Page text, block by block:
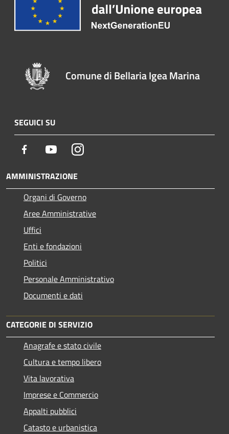
Comune di Bellaria Igea Marina
SEGUICI SU
Facebook YoutubeInstagram
AMMINISTRAZIONE
Organi di Governo
Aree Amministrative
Uffici
Enti e fondazioni
Politici
Personale Amministrativo
Documenti e dati
CATEGORIE DI SERVIZIO
Anagrafe e stato civile
Cultura e tempo libero
Vita lavorativa
Imprese e Commercio
Appalti pubblici
Catasto e urbanistica